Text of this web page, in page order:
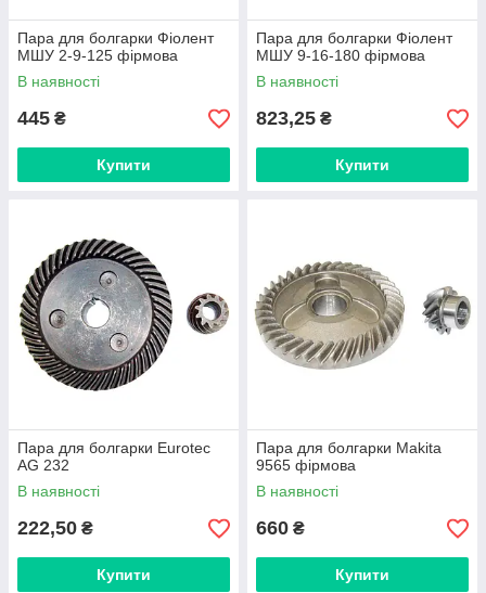
Пара для болгарки Фіолент
МШУ 2-9-125 фірмова
В наявності
445 ₴
Купити
Пара для болгарки Фіолент
МШУ 9-16-180 фірмова
В наявності
823,25 ₴
Купити
Пара для болгарки Eurotec
AG 232
В наявності
222,50 ₴
Купити
Пара для болгарки Makita
9565 фірмова
В наявності
660 ₴
Купити